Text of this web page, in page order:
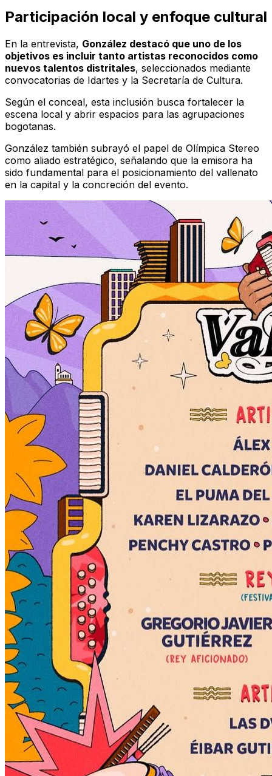
Participación local y enfoque cultural
En la entrevista, González destacó que uno de los
objetivos es incluir tanto artistas reconocidos como
nuevos talentos distritales, seleccionados mediante
convocatorias de Idartes y la Secretaría de Cultura.
Según el conceal, esta inclusión busca fortalecer la
escena local y abrir espacios para las agrupaciones
bogotanas.
González también subrayó el papel de Olímpica Stereo
como aliado estratégico, señalando que la emisora ha
sido fundamental para el posicionamiento del vallenato
en la capital y la concreción del evento.